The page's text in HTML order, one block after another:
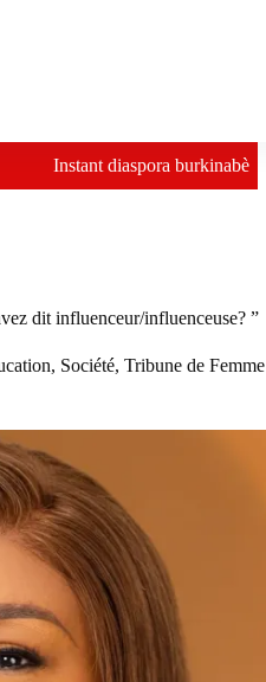
Instant diaspora burkinabè
dit influenceur/influenceuse? ”
, Société, Tribune de Femme